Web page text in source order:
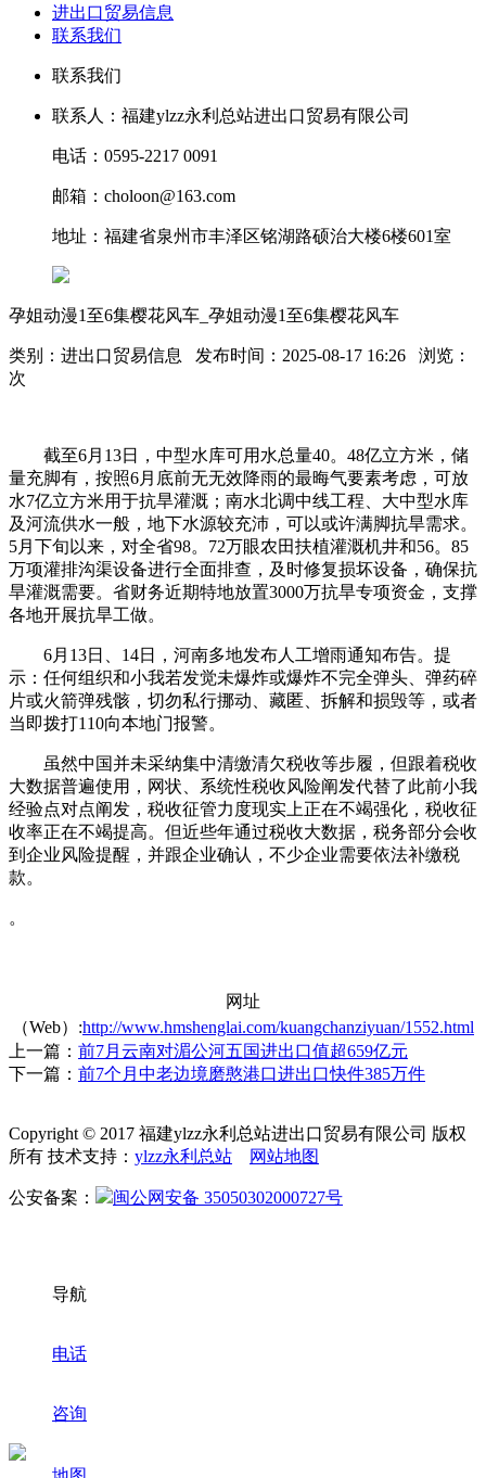
进出口贸易信息
联系我们
联系我们
联系人：福建ylzz永利总站进出口贸易有限公司
电话：0595-2217 0091
邮箱：choloon@163.com
地址：福建省泉州市丰泽区铭湖路硕治大楼6楼601室
孕姐动漫1至6集樱花风车_孕姐动漫1至6集樱花风车
类别：进出口贸易信息 发布时间：2025-08-17 16:26 浏览：
次
截至6月13日，中型水库可用水总量40。48亿立方米，储
量充脚有，按照6月底前无无效降雨的最晦气要素考虑，可放
水7亿立方米用于抗旱灌溉；南水北调中线工程、大中型水库
及河流供水一般，地下水源较充沛，可以或许满脚抗旱需求。
5月下旬以来，对全省98。72万眼农田扶植灌溉机井和56。85
万项灌排沟渠设备进行全面排查，及时修复损坏设备，确保抗
旱灌溉需要。省财务近期特地放置3000万抗旱专项资金，支撑
各地开展抗旱工做。
6月13日、14日，河南多地发布人工增雨通知布告。提
示：任何组织和小我若发觉未爆炸或爆炸不完全弹头、弹药碎
片或火箭弹残骸，切勿私行挪动、藏匿、拆解和损毁等，或者
当即拨打110向本地门报警。
虽然中国并未采纳集中清缴清欠税收等步履，但跟着税收
大数据普遍使用，网状、系统性税收风险阐发代替了此前小我
经验点对点阐发，税收征管力度现实上正在不竭强化，税收征
收率正在不竭提高。但近些年通过税收大数据，税务部分会收
到企业风险提醒，并跟企业确认，不少企业需要依法补缴税
款。
。
网址
（Web）:http://www.hmshenglai.com/kuangchanziyuan/1552.html
上一篇： 前7月云南对湄公河五国进出口值超659亿元
下一篇： 前7个月中老边境磨憨港口进出口快件385万件
Copyright © 2017 福建ylzz永利总站进出口贸易有限公司 版权
所有 技术支持： ylzz永利总站 网站地图
公安备案： 闽公网安备 35050302000727号
导航
电话
咨询